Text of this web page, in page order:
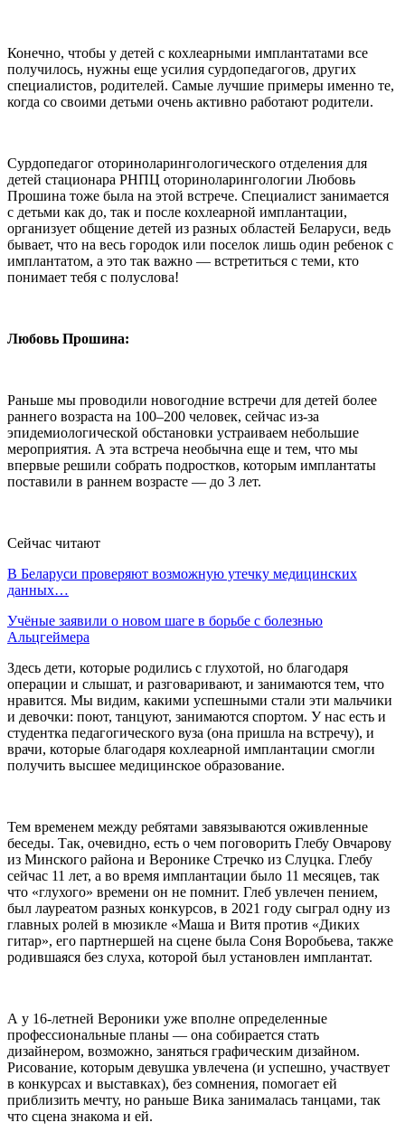
Конечно, чтобы у детей с кохлеарными имплантатами все
получилось, нужны еще усилия сурдопедагогов, других
специалистов, родителей. Самые лучшие примеры именно те,
когда со своими детьми очень активно работают родители.
Сурдопедагог оториноларингологического отделения для
детей стационара РНПЦ оториноларингологии Любовь
Прошина тоже была на этой встрече. Специалист занимается
с детьми как до, так и после кохлеарной имплантации,
организует общение детей из разных областей Беларуси, ведь
бывает, что на весь городок или поселок лишь один ребенок с
имплантатом, а это так важно — встретиться с теми, кто
понимает тебя с полуслова!
Любовь Прошина:
Раньше мы проводили новогодние встречи для детей более
раннего возраста на 100–200 человек, сейчас из-за
эпидемиологической обстановки устраиваем небольшие
мероприятия. А эта встреча необычна еще и тем, что мы
впервые решили собрать подростков, которым имплантаты
поставили в раннем возрасте — до 3 лет.
Сейчас читают
В Беларуси проверяют возможную утечку медицинских
данных…
Учёные заявили о новом шаге в борьбе с болезнью
Альцгеймера
Здесь дети, которые родились с глухотой, но благодаря
операции и слышат, и разговаривают, и занимаются тем, что
нравится. Мы видим, какими успешными стали эти мальчики
и девочки: поют, танцуют, занимаются спортом. У нас есть и
студентка педагогического вуза (она пришла на встречу), и
врачи, которые благодаря кохлеарной имплантации смогли
получить высшее медицинское образование.
Тем временем между ребятами завязываются оживленные
беседы. Так, очевидно, есть о чем поговорить Глебу Овчарову
из Минского района и Веронике Стречко из Слуцка. Глебу
сейчас 11 лет, а во время имплантации было 11 месяцев, так
что «глухого» времени он не помнит. Глеб увлечен пением,
был лауреатом разных конкурсов, в 2021 году сыграл одну из
главных ролей в мюзикле «Маша и Витя против «Диких
гитар», его партнершей на сцене была Соня Воробьева, также
родившаяся без слуха, которой был установлен имплантат.
А у 16-летней Вероники уже вполне определенные
профессиональные планы — она собирается стать
дизайнером, возможно, заняться графическим дизайном.
Рисование, которым девушка увлечена (и успешно, участвует
в конкурсах и выставках), без сомнения, помогает ей
приблизить мечту, но раньше Вика занималась танцами, так
что сцена знакома и ей.